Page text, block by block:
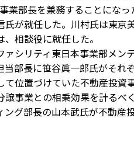
業部長を兼務することになっ
が就任した。川村氏は東京
相談役に就任した。
シリティ東日本事業部メン
部長に笹谷眞一郎氏がそれ
位置づけていた不動産投資
事業との相乗効果を計るべ
グ部長の山本武氏が不動産